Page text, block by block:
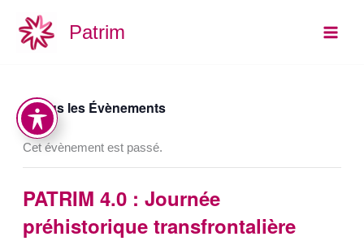
contenu
Patrim
« Tous les Évènements
Cet évènement est passé.
PATRIM 4.0 : Journée
préhistorique transfrontalière